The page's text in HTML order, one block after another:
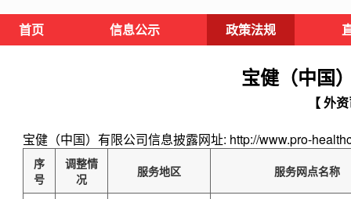
首页 信息公示 政策法规
宝健（中国
【 外
宝健（中国）有限公司信息披露网址: http://www.pro-
序
号
调整情
况
服务地区 服务网点名称